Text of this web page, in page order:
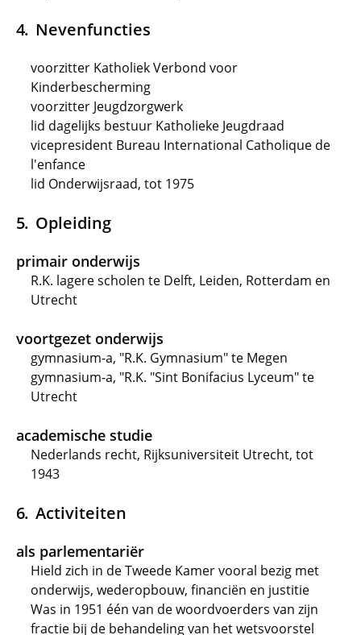
Nevenfuncties
voorzitter Katholiek Verbond voor
Kinderbescherming
voorzitter Jeugdzorgwerk
lid dagelijks bestuur Katholieke Jeugdraad
vicepresident Bureau International Catholique de
l'enfance
lid Onderwijsraad, tot 1975
Opleiding
primair onderwijs
R.K. lagere scholen te Delft, Leiden, Rotterdam en
Utrecht
voortgezet onderwijs
gymnasium-a, "R.K. Gymnasium" te Megen
gymnasium-a, "R.K. "Sint Bonifacius Lyceum" te
Utrecht
academische studie
Nederlands recht, Rijksuniversiteit Utrecht, tot
1943
Activiteiten
als parlementariër
Hield zich in de Tweede Kamer vooral bezig met
onderwijs, wederopbouw, financiën en justitie
Was in 1951 één van de woordvoerders van zijn
fractie bij de behandeling van het wetsvoorstel